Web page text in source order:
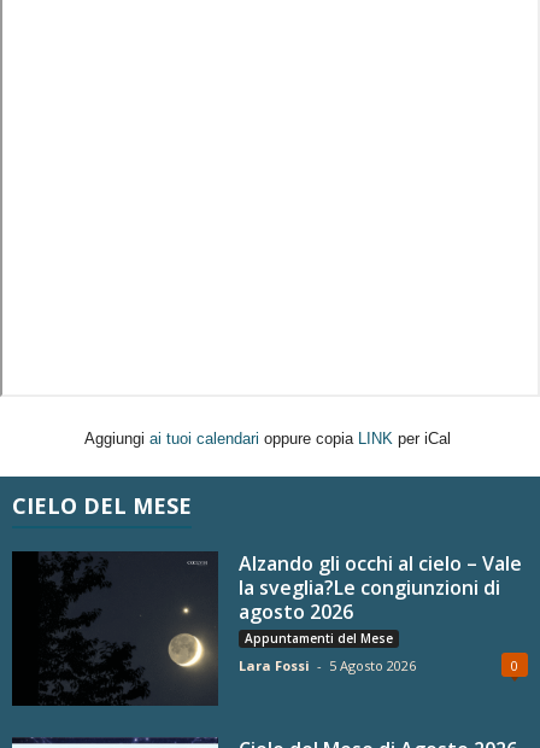
Aggiungi ai tuoi calendari oppure copia LINK per iCal
CIELO DEL MESE
Alzando gli occhi al cielo – Vale
la sveglia?Le congiunzioni di
agosto 2026
Appuntamenti del Mese
Lara Fossi - 5 Agosto 2026 0